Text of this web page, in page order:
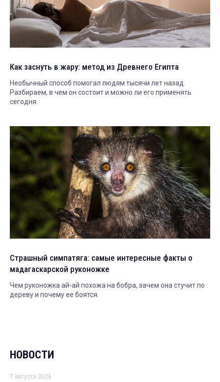
Как заснуть в жару: метод из Древнего Египта
Необычный способ помогал людям тысячи лет назад.
Разбираем, в чем он состоит и можно ли его применять
сегодня.
Страшный симпатяга: самые интересные факты о
мадагаскарской руконожке
Чем руконожка ай-ай похожа на бобра, зачем она стучит по
дереву и почему ее боятся.
НОВОСТИ
7 августа 2026